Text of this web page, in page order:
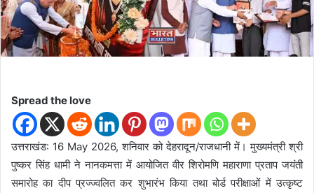
e
m
a
i
Spread the love
उत्तराखंड: 16 May 2026, शनिवार को देहरादून/राजधानी में। मुख्यमंत्री श्री
पुष्कर सिंह धामी ने नानकमत्ता में आयोजित वीर शिरोमणि महाराणा प्रताप जयंती
समारोह का दीप प्रज्ज्वलित कर शुभारंभ किया तथा बोर्ड परीक्षाओं में उत्कृष्ट